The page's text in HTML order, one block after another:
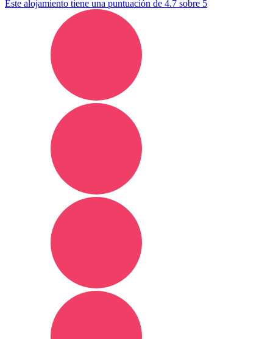
Este alojamiento tiene una puntuación de 4.7 sobre 5